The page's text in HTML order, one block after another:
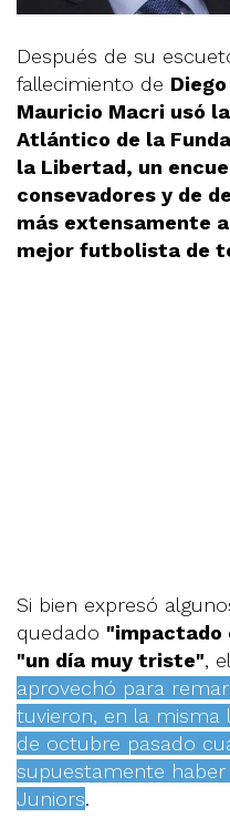
Después de su
fallecimiento de
Mauricio Macri usó
Atlántico de la
la Libertad, un
consevadores y de
más extensamente
mejor futbolista de
Si bien expresó
quedado "impactado
"un día muy triste",
aprovechó para
tuvieron, en la misma
de octubre pasado
supuestamente haber
Juniors.